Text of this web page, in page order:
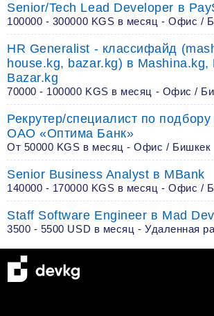
Senior/Tech Lead Developer в
100000 - 300000 KGS в месяц - Офис /
HR Generalist - классифайд
house.kg, bazar.kg) в Mashina.kg,
Bazar.kg
70000 - 100000 KGS в месяц - Офис /
Рекрутер/специалист по
ОАО «Оптима Банк»
От 50000 KGS в месяц - Офис / Бишкек
Senior Business Analyst в MBank
140000 - 170000 KGS в месяц - Офис /
Staff Software Engineer в Mad
3500 - 5500 USD в месяц - Удаленная